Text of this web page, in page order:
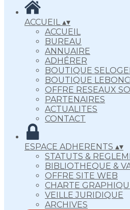
ACCUEIL▴▾
ACCUEIL
BUREAU
ANNUAIRE
ADHÉRER
BOUTIQUE
BOUTIQUE
OFFRE RESEAUX
PARTENAIRES
ACTUALITES
CONTACT
ESPACE ADHERENTS ▴▾
STATUTS &
BIBLIOTHEQUE &
OFFRE SITE WEB
CHARTE
VEILLE JURIDIQUE
ARCHIVES